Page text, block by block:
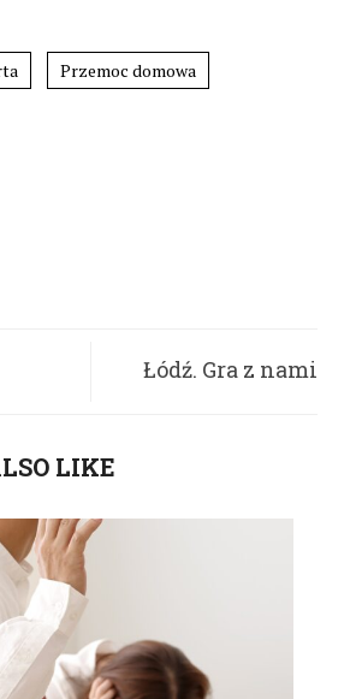
Przemoc domowa
Łódź. Gra z nami
LIKE